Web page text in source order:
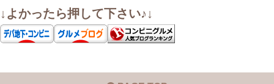
↓よかったら押して下さい♪↓